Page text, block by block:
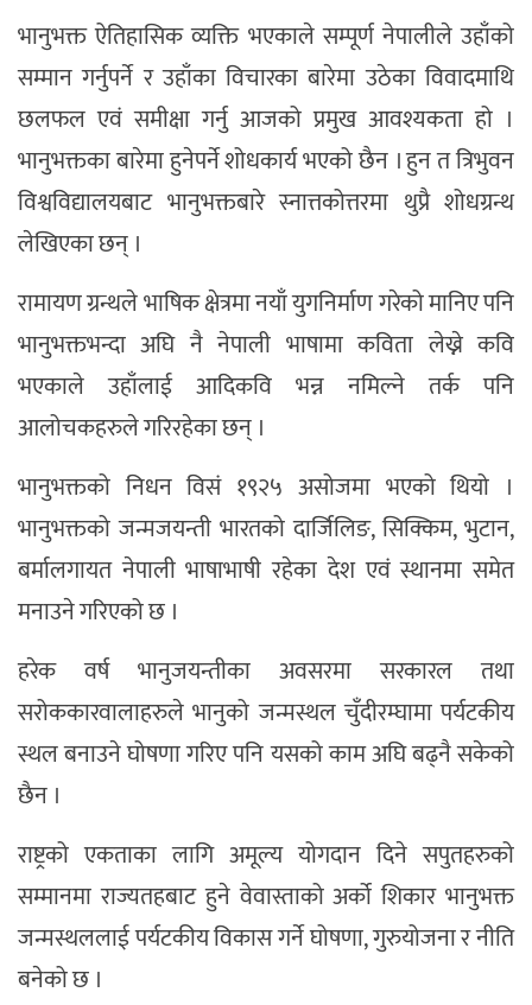
भानुभक्त ऐतिहासिक व्यक्ति भएकाले सम्पूर्ण नेपालीले उहाँको
सम्मान गर्नुपर्ने र उहाँका विचारका बारेमा उठेका विवादमाथि
छलफल एवं समीक्षा गर्नु आजको प्रमुख आवश्यकता हो ।
भानुभक्तका बारेमा हुनेपर्ने शोधकार्य भएको छैन । हुन त त्रिभुवन
विश्वविद्यालयबाट भानुभक्तबारे स्नात्तकोत्तरमा थुप्रै शोधग्रन्थ
लेखिएका छन् ।
रामायण ग्रन्थले भाषिक क्षेत्रमा नयाँ युगनिर्माण गरेको मानिए पनि
भानुभक्तभन्दा अघि नै नेपाली भाषामा कविता लेख्ने कवि
भएकाले उहाँलाई आदिकवि भन्न नमिल्ने तर्क पनि
आलोचकहरुले गरिरहेका छन् ।
भानुभक्तको निधन विसं १९२५ असोजमा भएको थियो ।
भानुभक्तको जन्मजयन्ती भारतको दार्जिलिङ, सिक्किम, भुटान,
बर्मालगायत नेपाली भाषाभाषी रहेका देश एवं स्थानमा समेत
मनाउने गरिएको छ ।
हरेक वर्ष भानुजयन्तीका अवसरमा सरकारल तथा
सरोककारवालाहरुले भानुको जन्मस्थल चुँदीरम्घामा पर्यटकीय
स्थल बनाउने घोषणा गरिए पनि यसको काम अघि बढ्नै सकेको
छैन ।
राष्ट्रको एकताका लागि अमूल्य योगदान दिने सपुतहरुको
सम्मानमा राज्यतहबाट हुने वेवास्ताको अर्को शिकार भानुभक्त
जन्मस्थललाई पर्यटकीय विकास गर्ने घोषणा, गुरुयोजना र नीति
बनेको छ ।